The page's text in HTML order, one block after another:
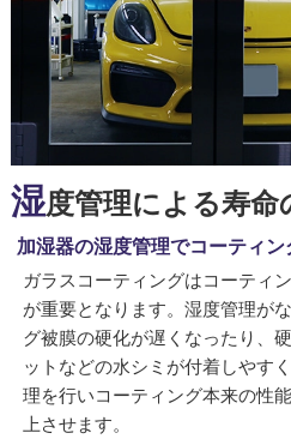
湿度管理による寿命
加湿器の湿度管理でコーティン
ガラスコーティングはコーティ
が重要となります。湿度管理が
グ被膜の硬化が遅くなったり、
ットなどの水シミが付着しやす
理を行いコーティング本来の性
上させます。